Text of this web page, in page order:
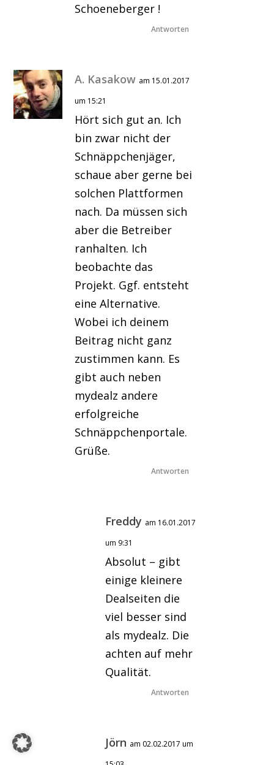
Schoeneberger !
Antworten
A. Kasakow am 15.01.2017
um 15:21
Hört sich gut an. Ich
bin zwar nicht der
Schnäppchenjäger,
schaue aber gerne bei
solchen Plattformen
nach. Da müssen sich
aber die Betreiber
ranhalten. Ich
beobachte das
Projekt. Ggf. entsteht
eine Alternative.
Wobei ich deinem
Beitrag nicht ganz
zustimmen kann. Es
gibt auch neben
mydealz andere
erfolgreiche
Schnäppchenportale.
Grüße.
Antworten
Freddy am 16.01.2017
um 9:31
Absolut – gibt
einige kleinere
Dealseiten die
viel besser sind
als mydealz. Die
achten auf mehr
Qualität.
Antworten
Jörn am 02.02.2017 um